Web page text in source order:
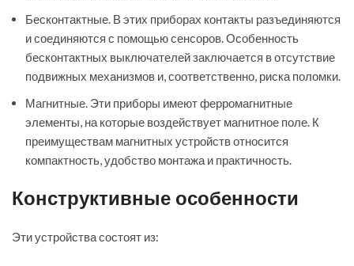
Бесконтактные. В этих приборах контакты разъединяются
и соединяются с помощью сенсоров. Особенность
бесконтактных выключателей заключается в отсутствие
подвижных механизмов и, соответственно, риска поломки.
Магнитные. Эти приборы имеют ферромагнитные
элементы, на которые воздействует магнитное поле. К
преимуществам магнитных устройств относится
компактность, удобство монтажа и практичность.
Конструктивные особенности
Эти устройства состоят из: